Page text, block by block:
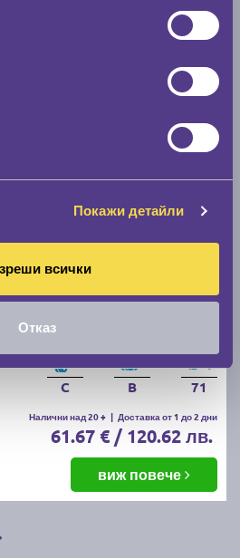
Покажи детайли
всички
Отказ
Доставка от 1 до 2 дни
63.49 € / 124.18 лв.
виж повече
Hectorra 5 205/55 R16
C B 71
Налични над 20 + | Доставка от 1 до 2 дни
61.67 € / 120.62 лв.
виж повече